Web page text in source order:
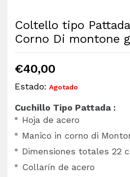
Coltello tipo
Corno Di montone
€40,00
Estado: Agotado
Cuchillo Tipo Pattada :
Hoja de acero
Manico in corno di
Dimensiones totales 22
Collarín de acero